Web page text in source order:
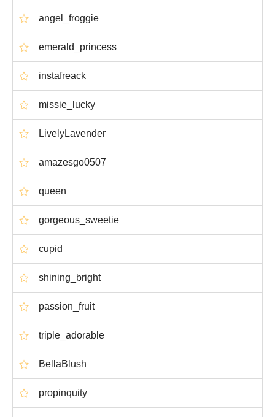
angel_froggie
emerald_princess
instafreack
missie_lucky
LivelyLavender
amazesgo0507
queen
gorgeous_sweetie
cupid
shining_bright
passion_fruit
triple_adorable
BellaBlush
propinquity